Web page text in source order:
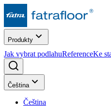
Produkty
Jak vybrat podlahuReferenceKe
Čeština
Čeština